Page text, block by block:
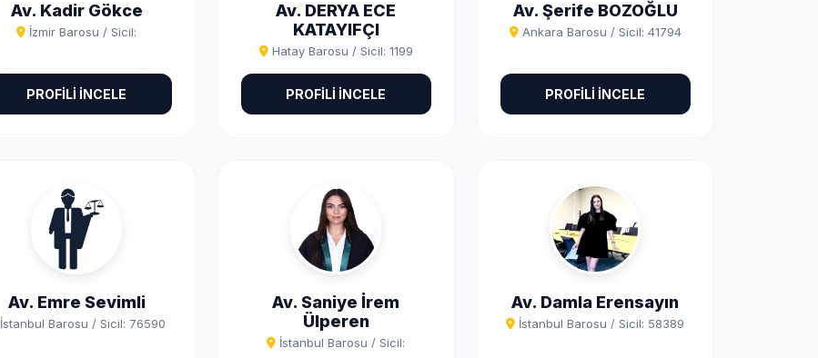
Av. Kadir Gökce
İzmir Barosu / Sicil:
PROFİLİ İNCELE
Av. DERYA ECE
KATAYIFÇI
Hatay Barosu / Sicil: 1199
PROFİLİ İNCELE
Av. Şerife BOZOĞLU
Ankara Barosu / Sicil: 41794
PROFİLİ İNCELE
Av. Emre Sevimli
İstanbul Barosu / Sicil: 76590
Av. Saniye İrem
Ülperen
İstanbul Barosu / Sicil:
Av. Damla Erensayın
İstanbul Barosu / Sicil: 58389